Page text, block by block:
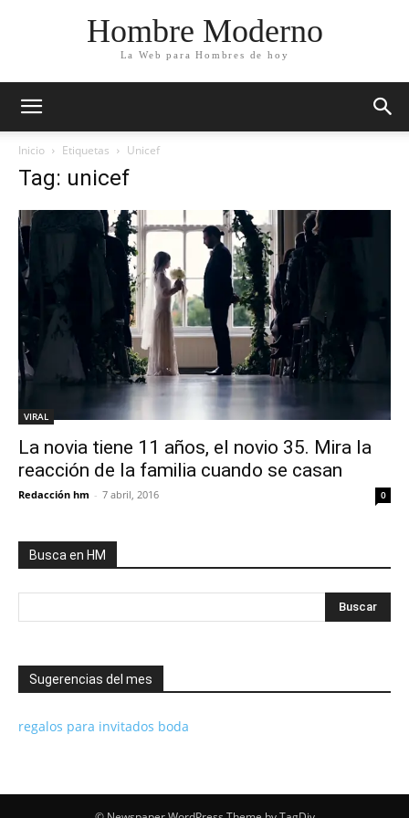
Hombre Moderno
La Web para Hombres de hoy
Inicio Etiquetas Unicef
Tag: unicef
VIRAL
La novia tiene 11 años, el novio 35. Mira la
reacción de la familia cuando se casan
Redacción hm - 7 abril, 2016 0
Busca en HM
Sugerencias del mes
regalos para invitados boda